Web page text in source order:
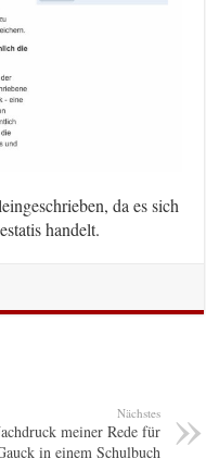
da es sich
handelt.
Nächstes
meiner Rede für
in einem Schulbuch